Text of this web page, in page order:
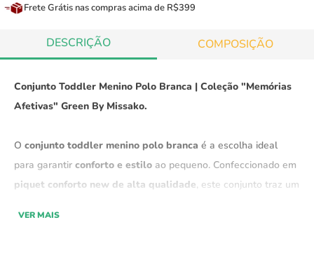
Frete Grátis nas compras acima de R$399
DESCRIÇÃO COMPOSIÇÃO
Conjunto Toddler Menino Polo Branca | Coleção "Memórias
Afetivas" Green By Missako.
O conjunto toddler menino polo branca é a escolha ideal
para garantir conforto e estilo ao pequeno. Confeccionado em
piquet conforto new de alta qualidade, este conjunto traz um
VER MAIS